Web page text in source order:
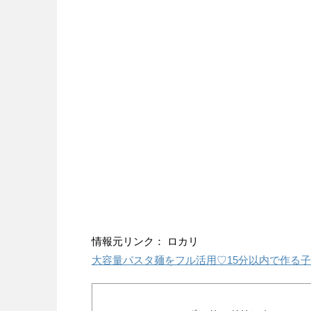
情報元リンク： ロカリ
大容量パスタ麺をフル活用♡15分以内で作る